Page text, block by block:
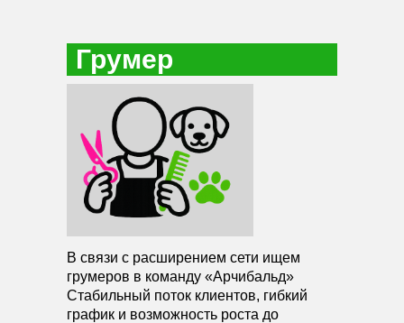
В связи с расширением сети ищем
грумеров в команду «Арчибальд»
Стабильный поток клиентов, гибкий
график и возможность роста до
Грумер